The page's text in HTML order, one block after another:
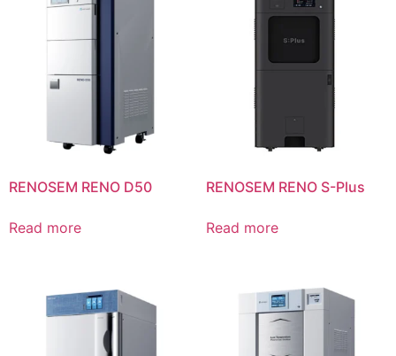
RENOSEM RENO D50
Read more
RENOSEM RENO S-Plus
Read more